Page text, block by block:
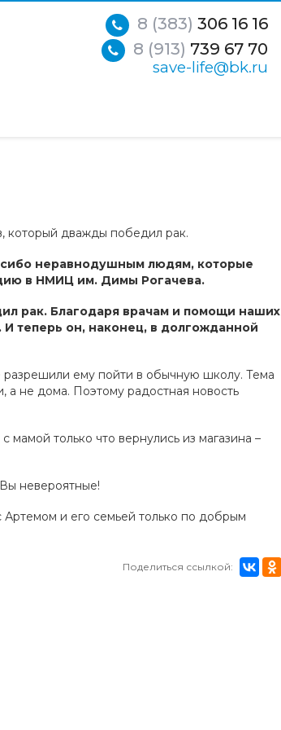
8 (383) 306 16 16
8 (913) 739 67 70
save-life@bk.ru
который дважды победил рак.
неравнодушным людям, которые
в НМИЦ им. Димы Рогачева.
рак. Благодаря врачам и помощи наших
И теперь он, наконец, в долгожданной
ему пойти в обычную школу. Тема
а не дома. Поэтому радостная новость
только что вернулись из магазина –
невероятные!
и его семьей только по добрым
Поделиться ссылкой: